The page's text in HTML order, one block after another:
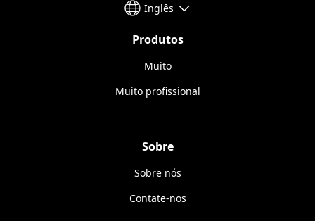
Inglês
Produtos
Muito
Muito profissional
Sobre
Sobre nós
Contate-nos